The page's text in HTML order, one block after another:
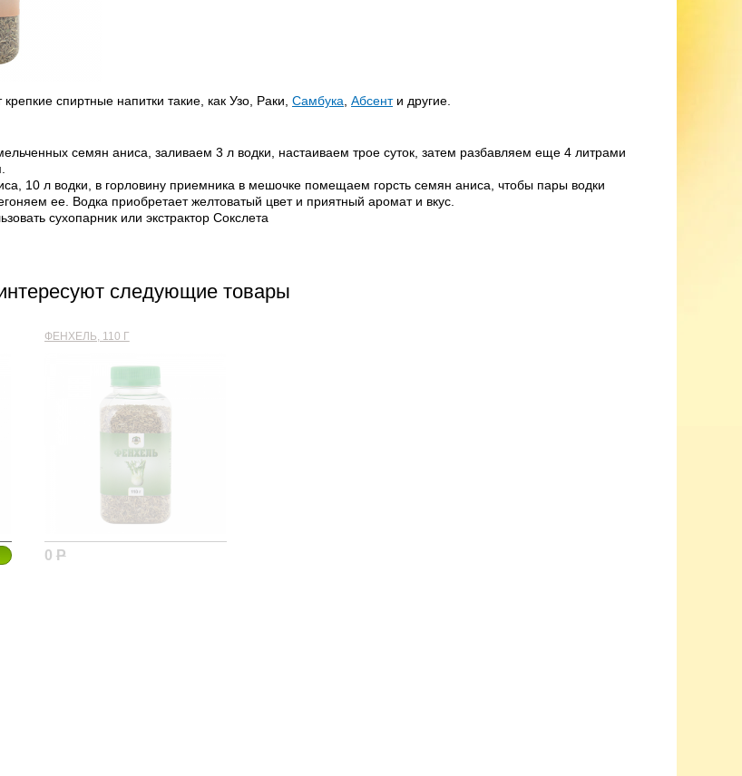
спиртные напитки такие, как Узо, Раки, Самбука Абсенти другие.
семян аниса, заливаем 3 л водки, настаиваем трое суток, затем разбавляем еще 4 литрами
10 л водки, в горловину приемника в мешочке помещаем горсть семян аниса, чтобы пары водки
ее. Водка приобретает желтоватый цвет и приятный аромат и вкус.
сухопарник или экстрактор Сокслета
следующие товары
ФЕНХЕЛЬ, 110 Г
0 Р